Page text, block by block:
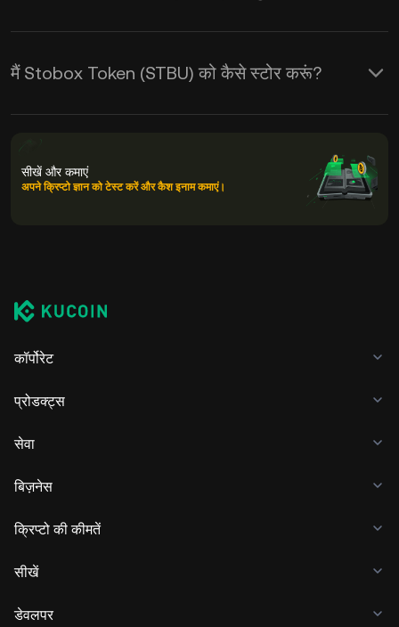
मैं Stobox Token (STBU) को कैसे स्टोर करूं?
सीखें और कमाएं
अपने क्रिप्टो ज्ञान को टेस्ट करें और कैश इनाम कमाएं।
कॉर्पोरेट
प्रोडक्ट्स
सेवा
बिज़नेस
क्रिप्टो की कीमतें
सीखें
डेवलपर